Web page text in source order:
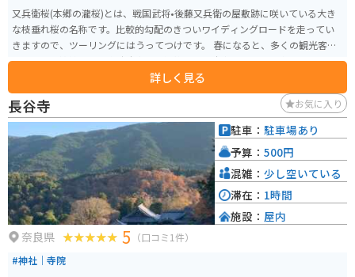
又兵衛桜(本郷の瀧桜)とは、戦国武将•後藤又兵衛の屋敷跡に咲いている大き
な枝垂れ桜の名称です。比較的勾配のきついワイディングロードを走ってい
きますので、ツーリングにはうってつけです。 春になると、多くの観光客が
訪れます。繁忙期には臨時駐車場も解放されて駐車スペースを確保していま
すが、時間帯によっては待ち時間も発生することがあります。春の心地よさ
を感じながらツーリングをしたい方にはオススメです。
詳しく見る
長谷寺 お気に入り
奈良県 5 （口コミ1件）
#神社｜寺院
駐車： 駐車場あり
予算： 500円
混雑： 少し空いている
滞在： 1時間
施設： 屋内